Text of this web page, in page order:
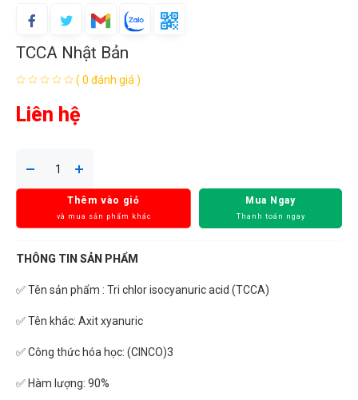
TCCA Nhật Bản
( 0 đánh giá )
Liên hệ
Thêm vào giỏ
và mua sản phẩm khác
Mua Ngay
Thanh toán ngay
THÔNG TIN SẢN PHẨM
✅ Tên sản phẩm : Tri chlor isocyanuric acid (TCCA)
✅ Tên khác: Axit xyanuric
✅ Công thức hóa học: (ClNCO)3
✅ Hàm lượng: 90%